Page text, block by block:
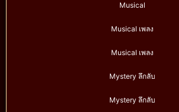
Musical
Musical เพลง
Musical เพลง
Mystery ลึกลับ
Mystery ลึกลับ